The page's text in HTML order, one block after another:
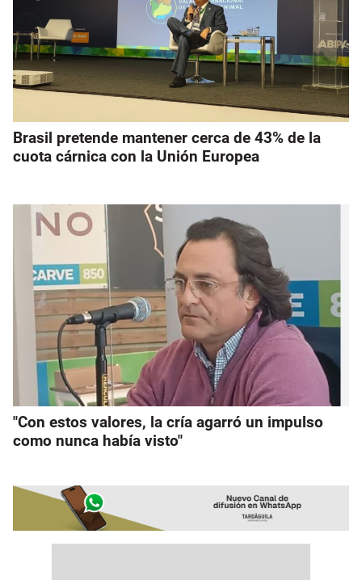
Brasil pretende mantener cerca de 43% de la
cuota cárnica con la Unión Europea
"Con estos valores, la cría agarró un impulso
como nunca había visto"